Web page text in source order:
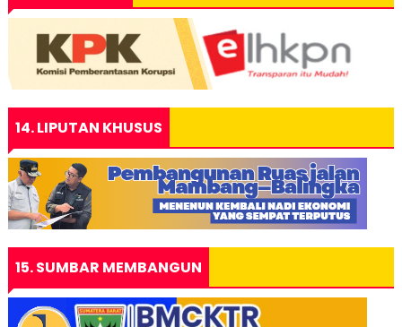
14. LIPUTAN KHUSUS
15. SUMBAR MEMBANGUN